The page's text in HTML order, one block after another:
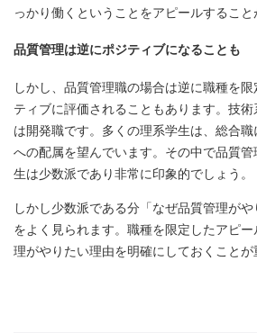
っかり働くということをアピールすること
品質管理は逆にポジティブになることも
しかし、品質管理職の場合は逆に職種を
ティブに評価されることもあります。技
は開発職です。多くの理系学生は、総合
への配属を望んでいます。その中で品質
生は少数派であり非常に印象的でしょう。
しかし少数派である分「なぜ品質管理が
をよく見られます。職種を限定したアピ
理がやりたい理由を明確にしておくことが